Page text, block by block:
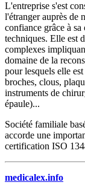
L'entreprise s'est
l'étranger auprès de
confiance grâce à
techniques. Elle est
complexes
domaine de la
pour lesquels elle
broches, clous,
instruments de
épaule)...
Société familiale
accorde une
certification ISO
medicalex.info